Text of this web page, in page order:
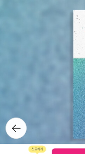
이와 얼크러지면서 밥을
깥일 건사하고 글 한두
먼 옛날 어머님들은 ‘글
쓸 겨를이 날 수 없겠다’
지 집식구와 집일을 돌
말미를 내기란 참으로
에 눕습니다. 이제 두 아
않습니다. 잠자리에서
오늘도 너희가 즐겁도록
쉬면 안 될까, 생각하다
뒤로가
기